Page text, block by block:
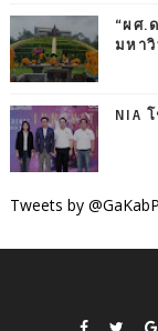
“ผศ.
มหา
NIA
Tweets by